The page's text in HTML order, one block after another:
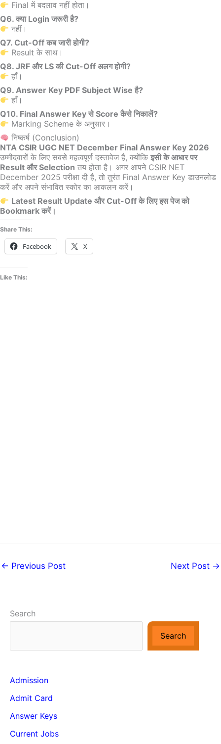
Final में बदलाव नहीं होता।
Q6. क्या Login जरूरी है?
नहीं।
Q7. Cut-Off कब जारी होगी?
Result के साथ।
Q8. JRF और LS की Cut-Off अलग होगी?
हाँ।
Q9. Answer Key PDF Subject Wise है?
हाँ।
Q10. Final Answer Key से Score कैसे निकालें?
Marking Scheme के अनुसार।
निष्कर्ष (Conclusion)
NTA CSIR UGC NET December Final Answer Key 2026
उम्मीदवारों के लिए सबसे महत्वपूर्ण दस्तावेज है, क्योंकि इसी के आधार पर
Result और Selection तय होता है। अगर आपने CSIR NET
December 2025 परीक्षा दी है, तो तुरंत Final Answer Key डाउनलोड
करें और अपने संभावित स्कोर का आकलन करें।
Latest Result Update और Cut-Off के लिए इस पेज को
Bookmark करें।
Share This:
Facebook X
Like This:
← Previous Post Next Post →
Search
Search
Admission
Admit Card
Answer Keys
Current Jobs